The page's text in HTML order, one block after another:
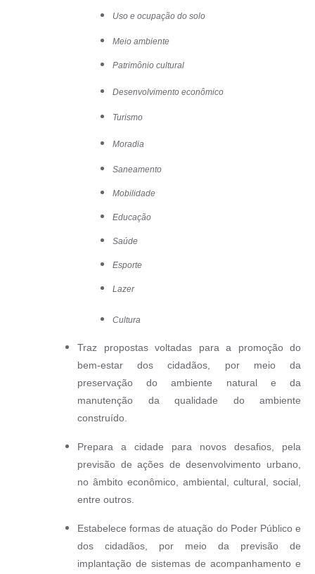
Uso e ocupação do solo
Meio ambiente
Patrimônio cultural
Desenvolvimento econômico
Turismo
Moradia
Saneamento
Mobilidade
Educação
Saúde
Esporte
Lazer
Cultura
Traz propostas voltadas para a promoção do
bem-estar dos cidadãos, por meio da
preservação do ambiente natural e da
manutenção da qualidade do ambiente
construído.
Prepara a cidade para novos desafios, pela
previsão de ações de desenvolvimento urbano,
no âmbito econômico, ambiental, cultural, social,
entre outros.
Estabelece formas de atuação do Poder Público e
dos cidadãos, por meio da previsão de
implantação de sistemas de acompanhamento e